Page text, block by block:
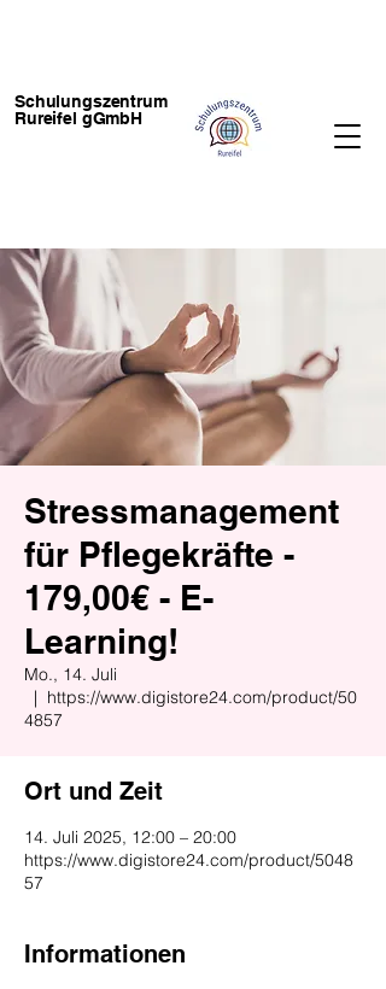
Schulungszentrum
Rureifel gGmbH
Stressmanagement
für Pflegekräfte -
179,00€ - E-
Learning!
Mo., 14. Juli
  |
https://www.digistore24.com/product/50
4857
Ort und Zeit
14. Juli 2025, 12:00 – 20:00
https://www.digistore24.com/product/5048
57
Informationen